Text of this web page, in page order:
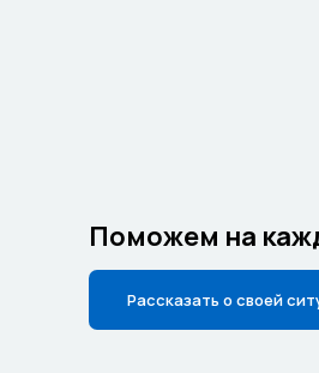
Рассказать о своей
Поможем на